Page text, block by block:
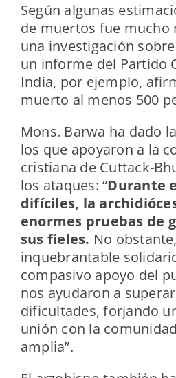
Según algunas
de muertos fue mucho
una investigación
un informe del Partido
India, por ejemplo,
muerto al menos 500
Mons. Barwa ha dado
los que apoyaron a la
cristiana de Cuttack-
los ataques: “Durante
difíciles, la
enormes pruebas de
sus fieles. No
inquebrantable
compasivo apoyo del
nos ayudaron a
dificultades, forjando
unión con la
amplia”.